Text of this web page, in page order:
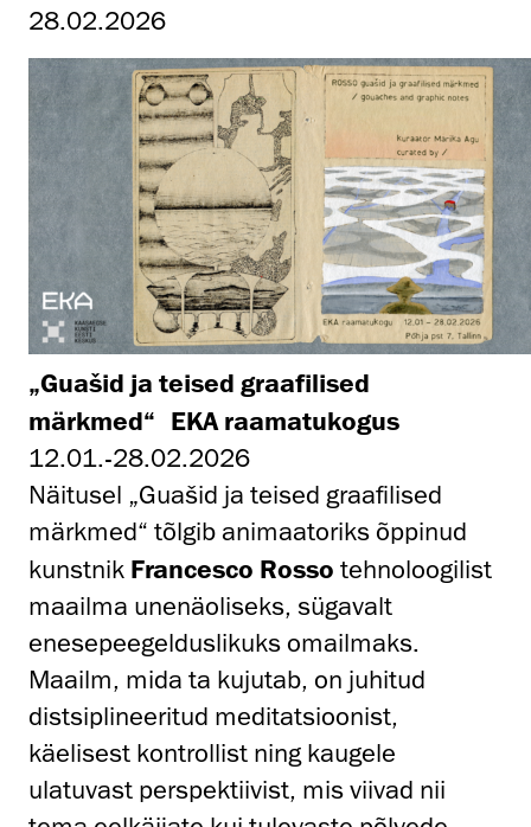
28.02.2026
„Guašid ja teised graafilised
märkmed“ EKA raamatukogus
12.01.-28.02.2026
Näitusel „Guašid ja teised graafilised
märkmed“ tõlgib animaatoriks õppinud
kunstnik Francesco Rosso tehnoloogilist
maailma unenäoliseks, sügavalt
enesepeegelduslikuks omailmaks.
Maailm, mida ta kujutab, on juhitud
distsiplineeritud meditatsioonist,
käelisest kontrollist ning kaugele
ulatuvast perspektiivist, mis viivad nii